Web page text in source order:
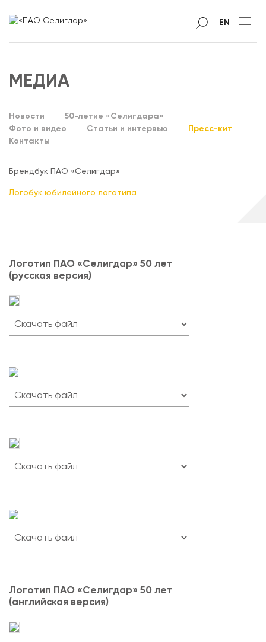
EN
МЕДИА
Новости
50-летие «Селигдара»
Фото и видео
Статьи и интервью
Пресс-кит
Контакты
Брендбук ПАО «Селигдар»
Логобук юбилейного логотипа
Логотип ПАО «Селигдар» 50 лет
(русская версия)
Логотип ПАО «Селигдар» 50 лет
(английская версия)